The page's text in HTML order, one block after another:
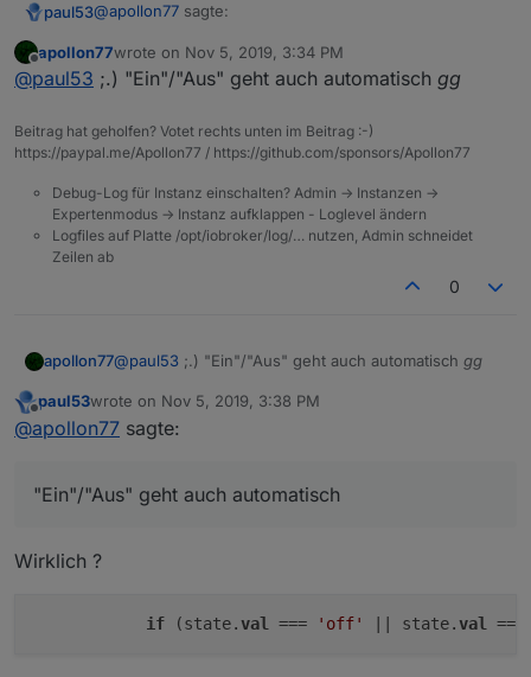
paul53@apollon77 sagte:
Da brauchst Du an sich keine read/write function.
testen - eigentlich mit einem Datenpunkt "Aus"/"Ein",
den ich aber erst hätte erstellen müssen. Ich passe es
mal in meinem Beispiel oben an.
Offline
apollon77wrote on Nov 5, 2019, 3:34 PM
last edited by
@paul53 ;.) "Ein"/"Aus" geht auch automatisch gg
Beitrag hat geholfen? Votet rechts unten im Beitrag :-)
https://paypal.me/Apollon77 / https://github.com/sponsors/Apollon77
Debug-Log für Instanz einschalten? Admin -> Instanzen ->
Expertenmodus -> Instanz aufklappen - Loglevel ändern
Logfiles auf Platte /opt/iobroker/log/… nutzen, Admin schneidet
Zeilen ab
0
apollon77@paul53 ;.) "Ein"/"Aus" geht auch automatisch gg
Offline
paul53wrote on Nov 5, 2019, 3:38 PM
last edited by
@apollon77 sagte:
"Ein"/"Aus" geht auch automatisch
Wirklich ?
if (state.val === 'off' || state.val